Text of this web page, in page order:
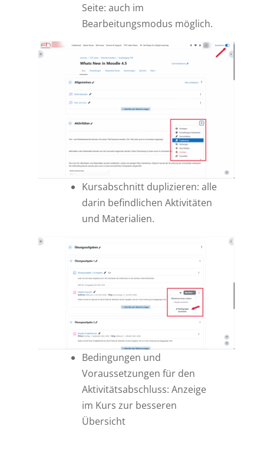
Seite: auch im
Bearbeitungsmodus möglich.
Kursabschnitt duplizieren: alle
darin befindlichen Aktivitäten
und Materialien.
Bedingungen und
Voraussetzungen für den
Aktivitätsabschluss: Anzeige
im Kurs zur besseren
Übersicht